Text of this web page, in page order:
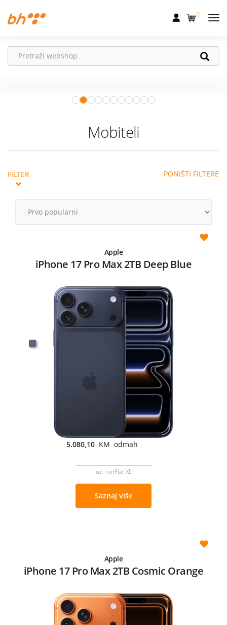
Fiksna
Akcije
Podrška
0
Ne propusti
Prood 04.08.–31.08. očekuju te
super pokloni!
Mobiteli
FILTER PONIŠTI FILTERE
Apple
iPhone 17 Pro Max 2TB Deep Blue
5.080,10 KM odmah
uz netFlat XL
Saznaj više
Apple
iPhone 17 Pro Max 2TB Cosmic Orange